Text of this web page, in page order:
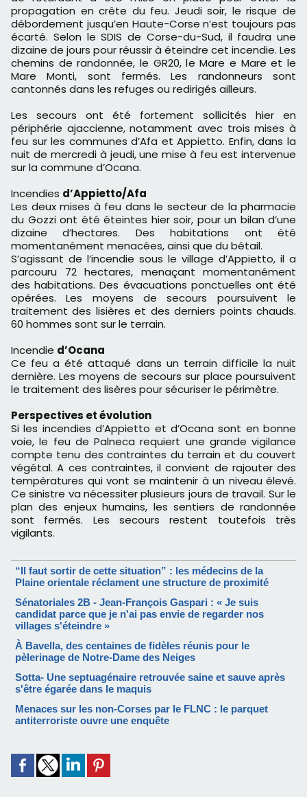
propagation en crête du feu. Jeudi soir, le risque de
débordement jusqu’en Haute-Corse n’est toujours pas
écarté. Selon le SDIS de Corse-du-Sud, il faudra une
dizaine de jours pour réussir à éteindre cet incendie. Les
chemins de randonnée, le GR20, le Mare e Mare et le
Mare Monti, sont fermés. Les randonneurs sont
cantonnés dans les refuges ou redirigés ailleurs.
Les secours ont été fortement sollicités hier en
périphérie ajaccienne, notamment avec trois mises à
feu sur les communes d’Afa et Appietto. Enfin, dans la
nuit de mercredi à jeudi, une mise à feu est intervenue
sur la commune d’Ocana.
Incendies d’Appietto/Afa
Les deux mises à feu dans le secteur de la pharmacie
du Gozzi ont été éteintes hier soir, pour un bilan d’une
dizaine d’hectares. Des habitations ont été
momentanément menacées, ainsi que du bétail.
S’agissant de l’incendie sous le village d’Appietto, il a
parcouru 72 hectares, menaçant momentanément
des habitations. Des évacuations ponctuelles ont été
opérées. Les moyens de secours poursuivent le
traitement des lisières et des derniers points chauds.
60 hommes sont sur le terrain.
Incendie d’Ocana
Ce feu a été attaqué dans un terrain difficile la nuit
dernière. Les moyens de secours sur place poursuivent
le traitement des lisères pour sécuriser le périmètre.
Perspectives et évolution
Si les incendies d’Appietto et d’Ocana sont en bonne
voie, le feu de Palneca requiert une grande vigilance
compte tenu des contraintes du terrain et du couvert
végétal. A ces contraintes, il convient de rajouter des
températures qui vont se maintenir à un niveau élevé.
Ce sinistre va nécessiter plusieurs jours de travail. Sur le
plan des enjeux humains, les sentiers de randonnée
sont fermés. Les secours restent toutefois très
vigilants.
“Il faut sortir de cette situation” : les médecins de la
Plaine orientale réclament une structure de proximité
Sénatoriales 2B - Jean-François Gaspari : « Je suis
candidat parce que je n'ai pas envie de regarder nos
villages s'éteindre »
À Bavella, des centaines de fidèles réunis pour le
pèlerinage de Notre-Dame des Neiges
Sotta- Une septuagénaire retrouvée saine et sauve après
s'être égarée dans le maquis
Menaces sur les non-Corses par le FLNC : le parquet
antiterroriste ouvre une enquête